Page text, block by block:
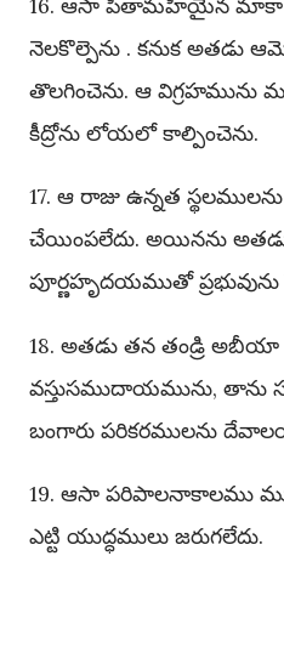
నెలకొల్పెను . కనుక అతడు
తొలగించెను. ఆ విగ్రహమును
కీద్రోను లోయలో కాల్పించెను.
17. ఆ రాజు ఉన్నత
చేయింపలేదు. అయినను
పూర్ణహృదయముతో
18. అతడు తన తండ్రి అబీయా
వస్తుసముదాయమును, తాను
బంగారు పరికరములను
19. ఆసా పరిపాలనాకాలము
ఎట్టి యుద్ధములు జరుగలేదు.